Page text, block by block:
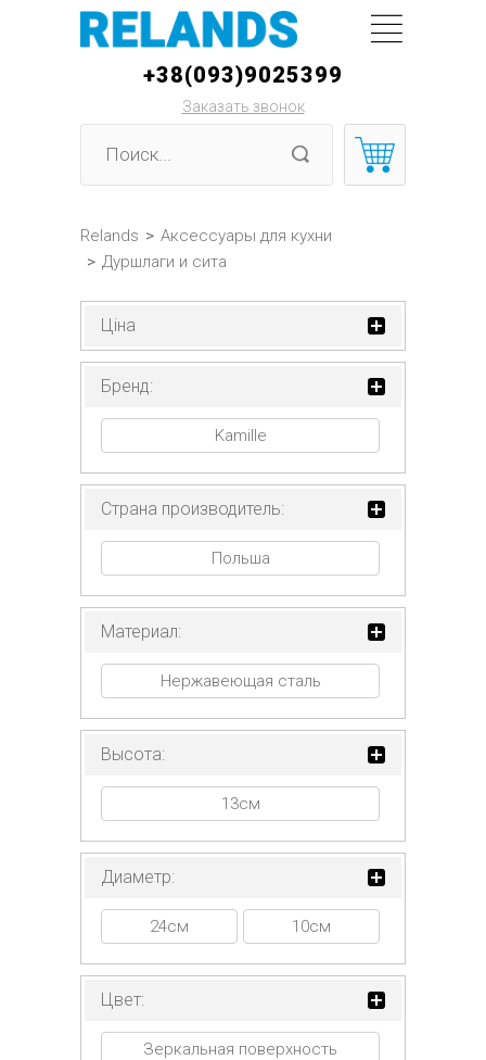
+38(093)9025399
Заказать звонок
Relands > Аксессуары для кухни
> Дуршлаги и сита
Ціна
Бренд:
Kamille
Страна производитель:
Польша
Материал:
Нержавеющая сталь
Высота:
13см
Диаметр:
24см 10см
Цвет:
Зеркальная поверхность